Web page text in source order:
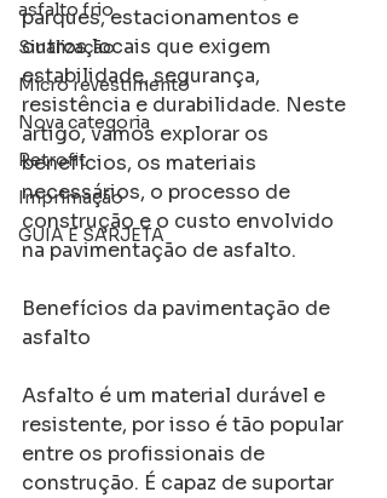
asfalto frio
Sinalização
Micro revestimento
Nova categoria
Retrofit
Imprimação
GUIA E SARJETA
parques, estacionamentos e
outros locais que exigem
estabilidade, segurança,
resistência e durabilidade. Neste
artigo, vamos explorar os
benefícios, os materiais
necessários, o processo de
construção e o custo envolvido
na pavimentação de asfalto.
Benefícios da pavimentação de
asfalto
Asfalto é um material durável e
resistente, por isso é tão popular
entre os profissionais de
construção. É capaz de suportar